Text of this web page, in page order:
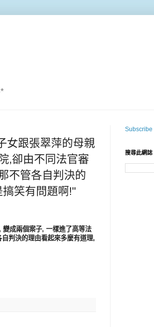
女跟張翠萍的母親
,卻由不同法官審
不管各自判決的
笑有問題啊!"
成兩個案子, 一樣進了高等法
判決的理由看起來多麼有道理,
Subscribe
搜尋此網誌